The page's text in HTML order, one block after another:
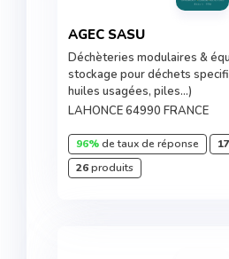
AGEC SASU
Déchèteries modulaires &
stockage pour déchets
huiles usagées, piles…)
LAHONCE 64990 FRANCE
96%de taux de réponse 17
26produits